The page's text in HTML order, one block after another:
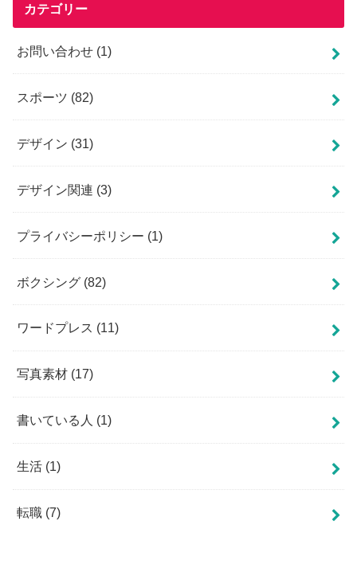
カテゴリー
お問い合わせ (1)
スポーツ (82)
デザイン (31)
デザイン関連 (3)
プライバシーポリシー (1)
ボクシング (82)
ワードプレス (11)
写真素材 (17)
書いている人 (1)
生活 (1)
転職 (7)